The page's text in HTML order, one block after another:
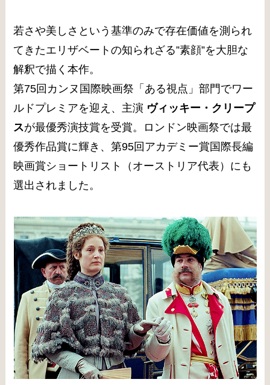
若さや美しさという基準のみで存在価値を測られ
てきたエリザベートの知られざる”素顔”を大胆な
解釈で描く本作。
第75回カンヌ国際映画祭「ある視点」部門でワー
ルドプレミアを迎え、主演 ヴィッキー・クリープ
スが最優秀演技賞を受賞。ロンドン映画祭では最
優秀作品賞に輝き、第95回アカデミー賞国際長編
映画賞ショートリスト（オーストリア代表）にも
選出されました。